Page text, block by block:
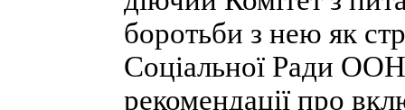
боротьби з нею як
Соціальної Ради
рекомендації про